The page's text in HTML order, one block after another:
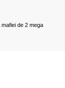
de 2 mega